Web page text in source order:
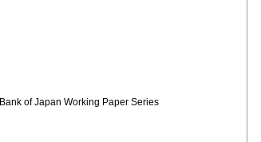
Bank of Japan Working Paper Series